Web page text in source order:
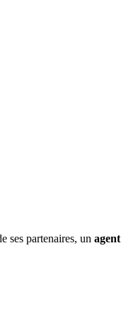
ses partenaires, un agent